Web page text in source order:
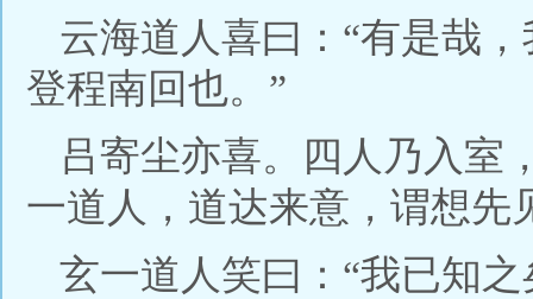
云海道人喜曰：“有是哉
登程南回也。”
吕寄尘亦喜。四人乃入室
一道人，道达来意，谓想先
玄一道人笑曰：“我已知